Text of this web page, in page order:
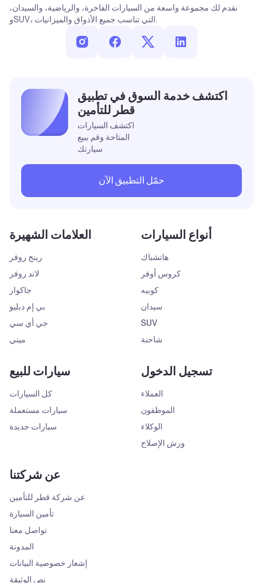
نقدم لك مجموعة واسعة من السيارات الفاخرة، والرياضية، والسيدان،
العلامات الشهيرة
رينج روفر
لاند روفر
جاكوار
بي إم دبليو
جي أي سي
ميني
أنواع السيارات
هاتشباك
كروس أوفر
كوبيه
سيدان
SUV
شاحنة
سيارات للبيع
كل السيارات
سيارات مستعملة
سيارات جديدة
تسجيل الدخول
العملاء
الموظفون
الوكلاء
ورش الإصلاح
عن شركتنا
عن شركة قطر للتأمين
تأمين السيارة
تواصل معنا
المدونة
إشعار خصوصية البيانات
نص الوثيقة
اكتشف خدمة السوق في تطبيق
قطر للتأمين
اكتشف السيارات
المتاحة وقم ببيع
سيارتك
حمّل التطبيق الآن